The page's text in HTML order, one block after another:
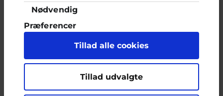
de har indsamlet fra din brug af deres
tjenester. Du samtykker til vores cookies,
hvis du fortsætter med at anvende vores
hjemmeside.
Samtykkevalg
Nødvendig
Præferencer
Marketing
Tillad alle cookies
Tillad udvalgte
ikke nødvendigvis den Europæiske Unions holdninger.